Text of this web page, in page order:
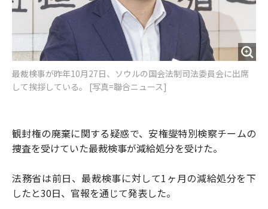
最裁検事が昨年10月27日、ソウルの国会法制司法委員会に出席
して挨拶している。 [写真=聯合ニュース]
観封権の廃棄に関する疑惑で、安権燮特別検察チームの
捜査を受けていた最裁検事が減給処分を受けた。
法務省は前日、最裁検事に対して1ヶ月の減給処分を下
したと30日、官報を通じて発表した。